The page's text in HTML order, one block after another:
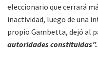
eleccionario que cerrará
inactividad, luego de una
propio Gambetta, dejó al
autoridades constituidas”.